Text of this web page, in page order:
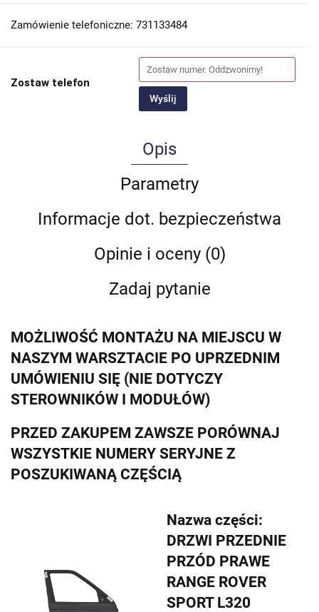
Zamówienie telefoniczne: 731133484
Zostaw telefon
Wyślij
Opis
Parametry
Informacje dot. bezpieczeństwa
Opinie i oceny (0)
Zadaj pytanie
MOŻLIWOŚĆ MONTAŻU NA MIEJSCU W
NASZYM WARSZTACIE PO UPRZEDNIM
UMÓWIENIU SIĘ (NIE DOTYCZY
STEROWNIKÓW I MODUŁÓW)
PRZED ZAKUPEM ZAWSZE PORÓWNAJ
WSZYSTKIE NUMERY SERYJNE Z
POSZUKIWANĄ CZĘŚCIĄ
Nazwa części:
DRZWI PRZEDNIE
PRZÓD PRAWE
RANGE ROVER
SPORT L320